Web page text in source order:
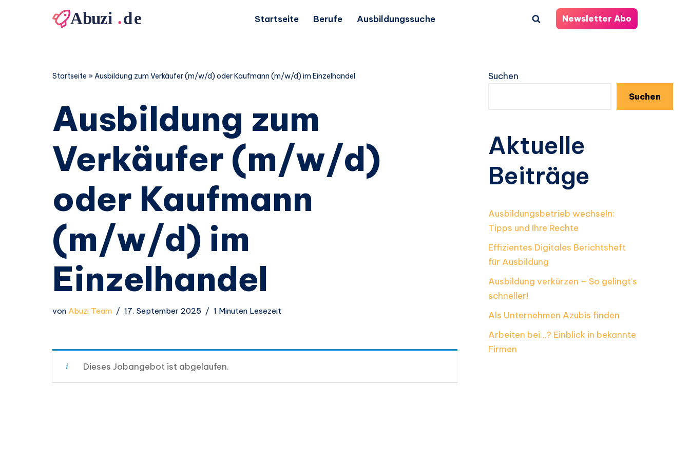
Startseite Berufe Ausbildungssuche Newsletter Abo
Startseite »Ausbildung zum Verkäufer (m/w/d) oder Kaufmann (m/w/d) im Einzelhandel
Ausbildung zum
Verkäufer (m/w/d)
oder Kaufmann
(m/w/d) im
Einzelhandel
von Abuzi Team 17. September 2025 1 Minuten Lesezeit
Dieses Jobangebot ist abgelaufen.
Suchen
Suchen
Aktuelle
Beiträge
Ausbildungsbetrieb wechseln:
Tipps und Ihre Rechte
Effizientes Digitales Berichtsheft
für Ausbildung
Ausbildung verkürzen – So gelingt’s
schneller!
Als Unternehmen Azubis finden
Arbeiten bei…? Einblick in bekannte
Firmen